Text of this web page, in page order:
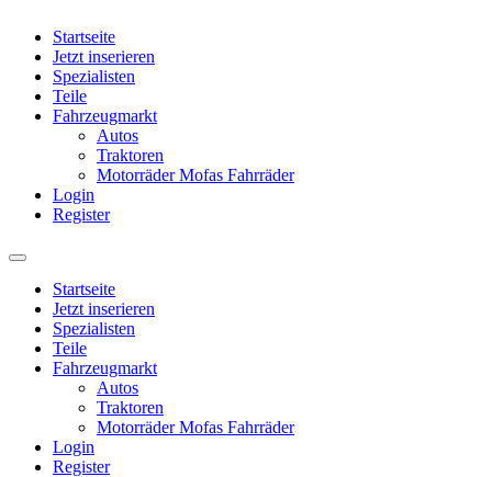
Startseite
Jetzt inserieren
Spezialisten
Teile
Fahrzeugmarkt
Autos
Traktoren
Motorräder Mofas Fahrräder
Login
Register
Startseite
Jetzt inserieren
Spezialisten
Teile
Fahrzeugmarkt
Autos
Traktoren
Motorräder Mofas Fahrräder
Login
Register